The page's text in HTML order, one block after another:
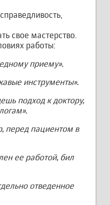
свое мастерство.
работы:
приему».
инструменты».
подход к доктору,
перед пациентом в
ее работой, бил
отведенное